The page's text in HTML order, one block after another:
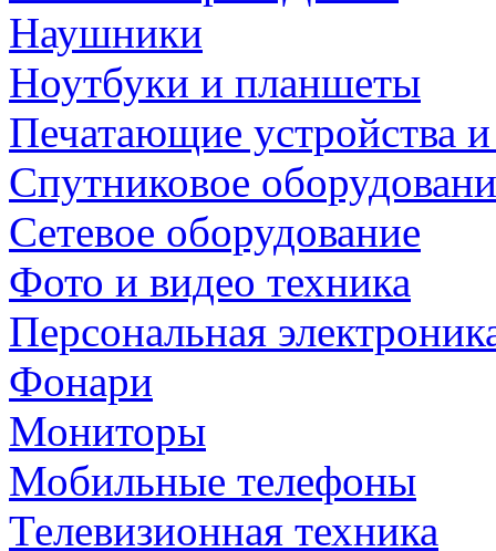
Наушники
Ноутбуки и планшеты
Печатающие устройства
Спутниковое
Сетевое оборудование
Фото и видео техника
Персональная
Фонари
Мониторы
Мобильные телефоны
Телевизионная техника